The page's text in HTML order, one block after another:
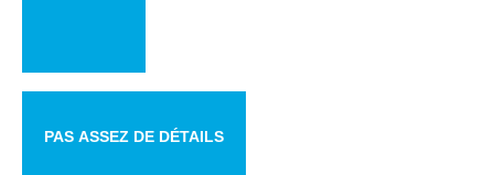
PAS ASSEZ DE DÉTAILS